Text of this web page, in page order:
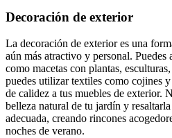
Decoración de exterior
La decoración de exterior es una
aún más atractivo y personal. Puedes
como macetas con plantas,
puedes utilizar textiles como cojines
de calidez a tus muebles de exterior.
belleza natural de tu jardín y
adecuada, creando rincones
noches de verano.